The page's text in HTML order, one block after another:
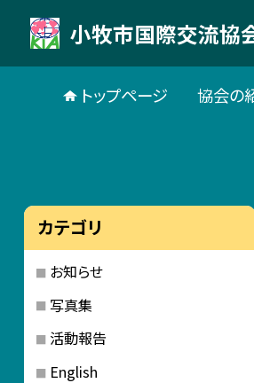
小牧市国際交流協
トップページ 協会の
カテゴリ
お知らせ
写真集
活動報告
English